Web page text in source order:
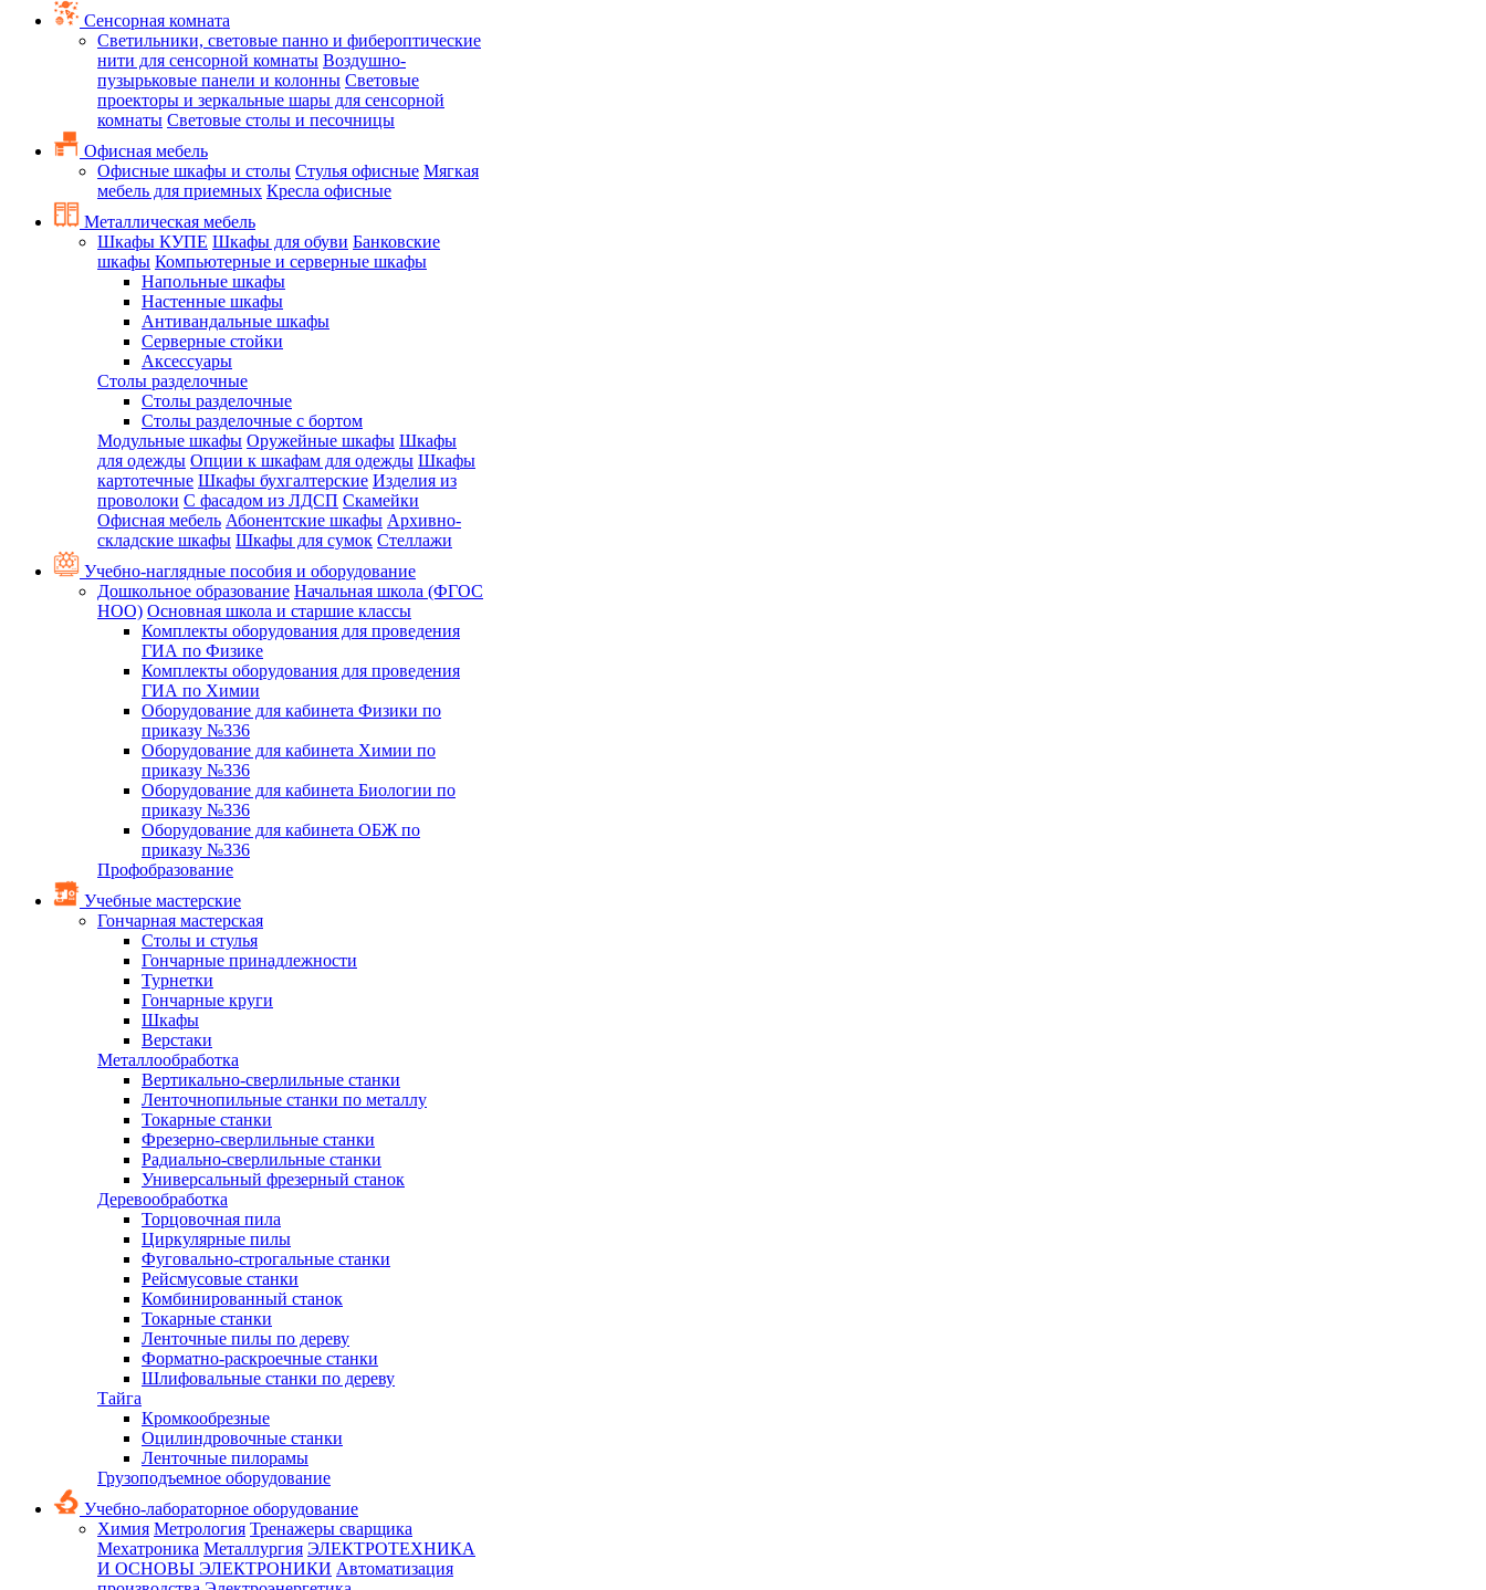
Сенсорная комната
Светильники, световые панно и фибероптические
нити для сенсорной комнаты Воздушно-
пузырьковые панели и колонны Световые
проекторы и зеркальные шары для сенсорной
комнаты Световые столы и песочницы
Офисная мебель
Офисные шкафы и столы Стулья офисные Мягкая
мебель для приемных Кресла офисные
Металлическая мебель
Шкафы КУПЕ Шкафы для обуви Банковские
шкафы Компьютерные и серверные шкафы
Напольные шкафы
Настенные шкафы
Антивандальные шкафы
Серверные стойки
Аксессуары
Столы разделочные
Столы разделочные
Столы разделочные с бортом
Модульные шкафы Оружейные шкафы Шкафы
для одежды Опции к шкафам для одежды Шкафы
картотечные Шкафы бухгалтерские Изделия из
проволоки С фасадом из ЛДСП Скамейки
Офисная мебель Абонентские шкафы Архивно-
складские шкафы Шкафы для сумок Стеллажи
Учебно-наглядные пособия и оборудование
Дошкольное образование Начальная школа (ФГОС
НОО) Основная школа и старшие классы
Комплекты оборудования для проведения
ГИА по Физике
Комплекты оборудования для проведения
ГИА по Химии
Оборудование для кабинета Физики по
приказу №336
Оборудование для кабинета Химии по
приказу №336
Оборудование для кабинета Биологии по
приказу №336
Оборудование для кабинета ОБЖ по
приказу №336
Профобразование
Учебные мастерские
Гончарная мастерская
Столы и стулья
Гончарные принадлежности
Турнетки
Гончарные круги
Шкафы
Верстаки
Металлообработка
Вертикально-сверлильные станки
Ленточнопильные станки по металлу
Токарные станки
Фрезерно-сверлильные станки
Радиально-сверлильные станки
Универсальный фрезерный станок
Деревообработка
Торцовочная пила
Циркулярные пилы
Фуговально-строгальные станки
Рейсмусовые станки
Комбинированный станок
Токарные станки
Ленточные пилы по дереву
Форматно-раскроечные станки
Шлифовальные станки по дереву
Тайга
Кромкообрезные
Оцилиндровочные станки
Ленточные пилорамы
Грузоподъемное оборудование
Учебно-лабораторное оборудование
Химия Метрология Тренажеры сварщика
Мехатроника Металлургия ЭЛЕКТРОТЕХНИКА
И ОСНОВЫ ЭЛЕКТРОНИКИ Автоматизация